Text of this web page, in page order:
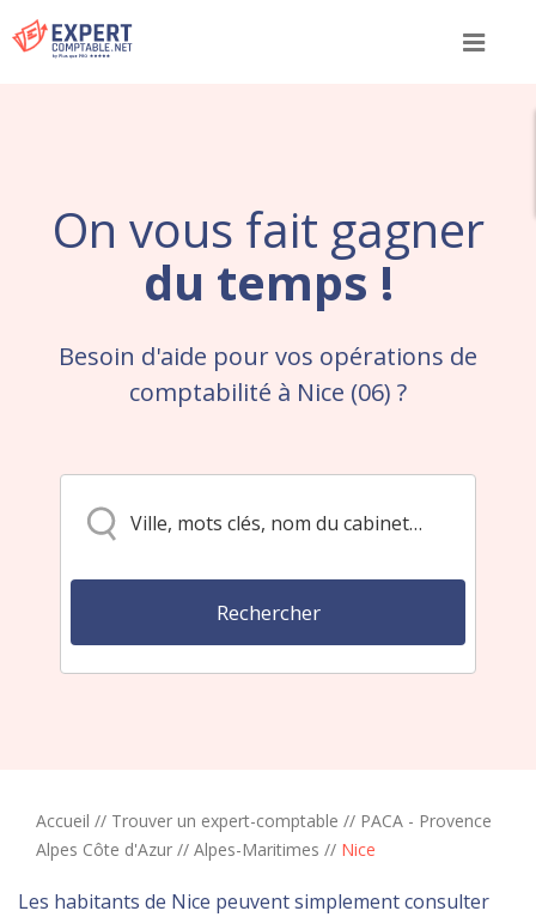
Menu
On vous fait gagner
du temps !
Besoin d'aide pour vos opérations de
comptabilité à Nice (06) ?
Accueil // Trouver un expert-comptable // PACA - Provence
Alpes Côte d'Azur // Alpes-Maritimes // Nice
Les habitants de Nice peuvent simplement consulter